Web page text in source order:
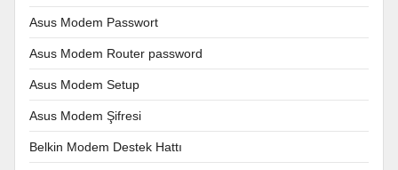
Asus Modem Passwort
Asus Modem Router password
Asus Modem Setup
Asus Modem Şifresi
Belkin Modem Destek Hattı